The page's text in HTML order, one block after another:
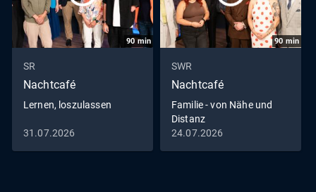
90 min
SR
Nachtcafé
Lernen, loszulassen
31.07.2026
90 min
SWR
Nachtcafé
Familie - von Nähe und
Distanz
24.07.2026